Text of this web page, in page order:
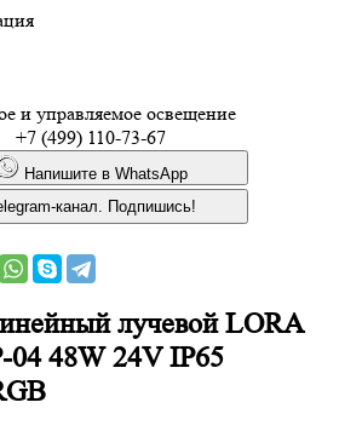
и управляемое освещение
+7 (499) 110-73-67
Напишите в WhatsApp
канал. Подпишись!
лучевой LORA
48W 24V IP65